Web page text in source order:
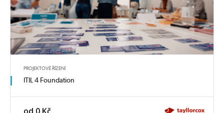
PROJEKTOVÉ ŘÍZENÍ
ITIL 4 Foundation